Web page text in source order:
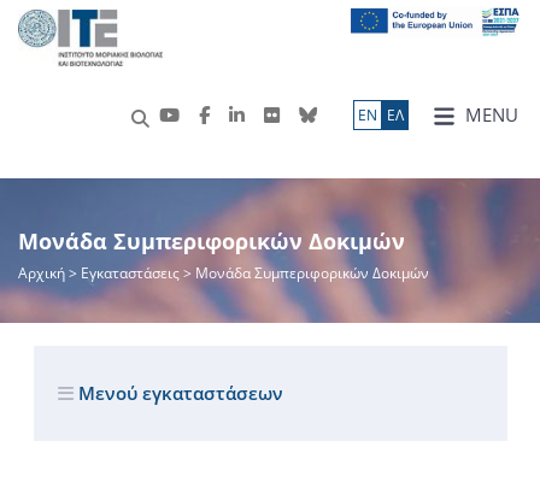
MENU
ΕN ΕΛ
Μονάδα Συμπεριφορικών Δοκιμών
Αρχική> Εγκαταστάσεις > Μονάδα Συμπεριφορικών Δοκιμών
Μενού εγκαταστάσεων